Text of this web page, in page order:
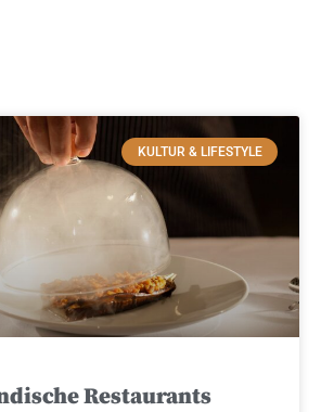
KULTUR & LIFESTYLE
Restaurants